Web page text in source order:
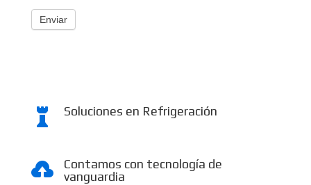
Enviar
 Soluciones en Refrigeración

Contamos con tecnología de
vanguardia